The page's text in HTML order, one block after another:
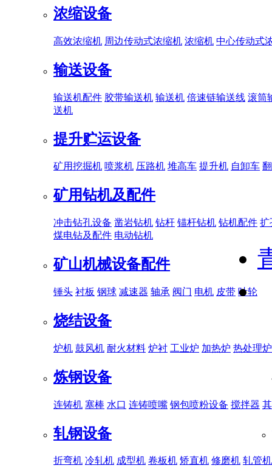
浓缩设备
高效浓缩机 周边传动式浓缩机 浓缩机 中心传动式
输送设备
输送机配件 胶带输送机 输送机 倍速链输送线 滚筒
送机
提升贮运设备
矿用挖掘机 喷浆机 压路机 堆高车 提升机 自卸车
矿用钻机及配件
冲击钻孔设备 凿岩钻机 钻杆 锚杆钻机 钻机配件 扩
煤电钻及配件 电动钻机
矿山机械设备配件
锤头 衬板 钢球 减速器 轴承 阀门 电机 皮带 叶轮
烧结设备
炉机 鼓风机 耐火材料 炉衬 工业炉 加热炉 热处理炉
炼钢设备
连铸机 塞棒 水口 连铸喷嘴 钢包喷粉设备 搅拌器
轧钢设备
折弯机 冷轧机 成型机 卷板机 矫直机 修磨机 轧管机